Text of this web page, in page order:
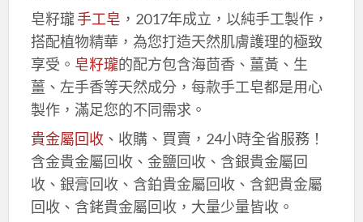
皂籽瓏手工皂 ，2017年成立，以純手工製作，
搭配植物精華，為您打造天然肌膚護理的極致
享受。 皂籽瓏的配方包含海茴香、薑黃、生
薑、左手香等天然成分，每款手工皂都是用心
製作，滿足您的不同需求。
貴金屬回收、收購、買賣，24小時全省服務！
含金貴金屬回收、金鹽回收、含銀貴金屬回
收、銀膏回收、含鉑貴金屬回收、含鈀貴金屬
回收、含銠貴金屬回收，大量少量皆收。